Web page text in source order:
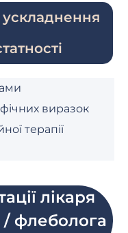
ускладнення
виразок
терапії
лікаря
/ флеболога